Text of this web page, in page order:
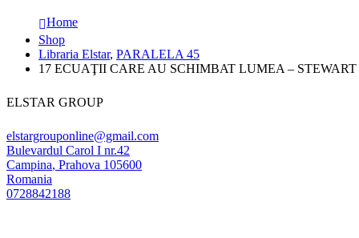
Home
Shop
Libraria Elstar, PARALELA 45
17 ECUAŢII CARE AU SCHIMBAT LUMEA – STEWART
ELSTAR GROUP
elstargrouponline@gmail.com
Bulevardul Carol I nr.42
Campina, Prahova 105600
Romania
0728842188